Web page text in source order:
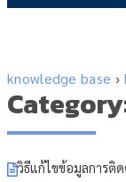
knowledge base ›
วิธีแก้ไขข้อมูลการติ